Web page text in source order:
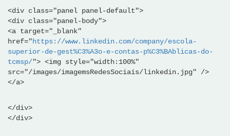
<div class="panel panel-default">
<div class="panel-body">
<a target="_blank"
href="https://www.linkedin.com/company/escola-
superior-de-gest%C3%A3o-e-contas-p%C3%BAblicas-do-
tcmsp/"> <img style="width:100%"
src="/images/imagemsRedesSociais/linkedin.jpg" />
</a>
</div>
</div>